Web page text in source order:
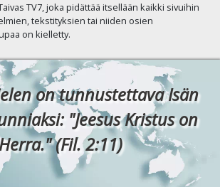
TV7, joka pidättää itsellään kaikki sivuihin
tekstityksien tai niiden osien
on kielletty.
on tunnustettava Isän
"Jeesus Kristus on
Herra." (Fil. 2:11)